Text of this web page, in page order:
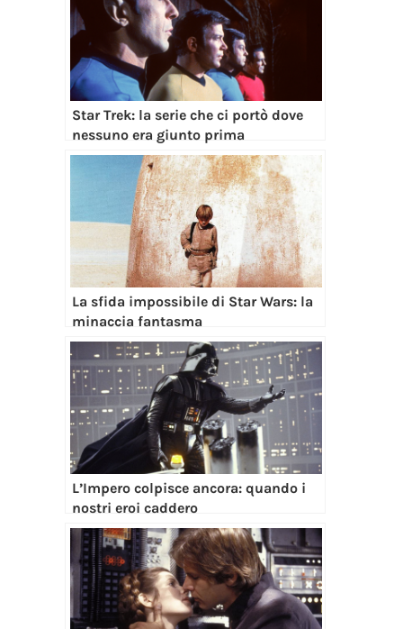
Star Trek: la serie che ci portò dove
nessuno era giunto prima
La sfida impossibile di Star Wars: la
minaccia fantasma
L’Impero colpisce ancora: quando i
nostri eroi caddero